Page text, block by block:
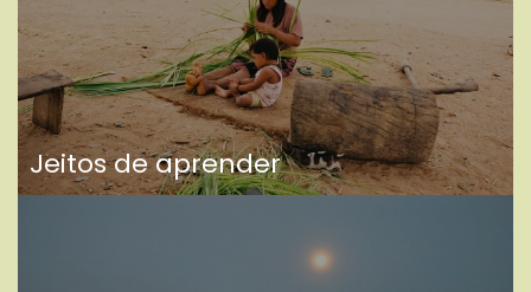
Jeitos de aprender